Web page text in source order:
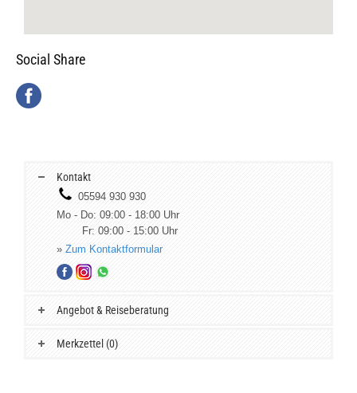
Social Share
Kontakt
05594 930 930
Mo - Do: 09:00 - 18:00 Uhr
Fr: 09:00 - 15:00 Uhr
» Zum Kontaktformular
Angebot & Reiseberatung
Merkzettel (0)